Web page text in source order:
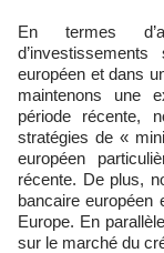
En termes
européen et dans
maintenons une
période récente,
stratégies de «
européen
récente. De plus,
bancaire européen
Europe. En
sur le marché du